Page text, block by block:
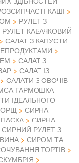
КАШІ
РУЛЕТ З
РУЛЕТ КАБАЧКОВИЙ
САЛАТ З КАПУСТИ
САЛАТ З
САЛАТ ІЗ
САЛАТИ З ОВОЧІВ
ГАРМОШКА
ІДЕАЛЬНОГО
СИРНА
СИРНА
СИРНИЙ РУЛЕТ З
СИРОМ ТА
ТОРТІВ